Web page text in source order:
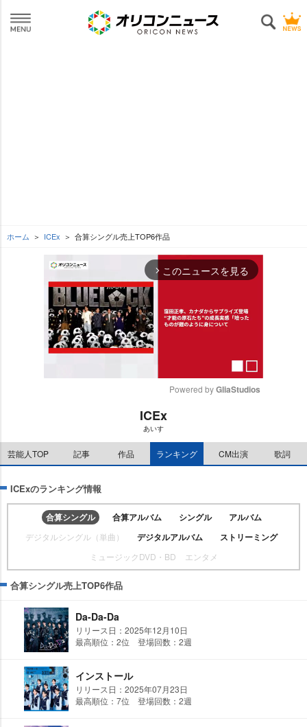
ホーム ICEx 合算シングル売上TOP6作品
arrow_forward_ios このニュースを見る
t
e
Powered by GliaStudios
ICEx
あいす
芸能人TOP 記事 作品 ランキング CM出演 歌詞
ICExのランキング情報
合算シングル 合算アルバム シングル アルバム
デジタルシングル（単曲） デジタルアルバム ストリーミング
ミュージックDVD・BD エンタメ
合算シングル売上TOP6作品
Da-Da-Da
リリース日：2025年12月10日
最高順位：2位 登場回数：2週
インストール
リリース日：2025年07月23日
最高順位：7位 登場回数：2週